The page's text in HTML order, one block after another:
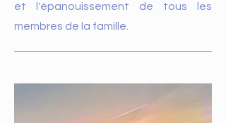
et l'épanouissement de tous les
membres de la famille.